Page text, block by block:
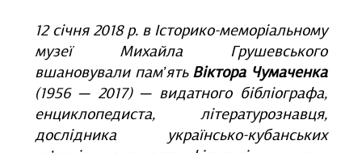
12 січня 2018 р. в Історико-меморіальному
музеї Михайла Грушевського
вшановували пам’ять Віктора Чумаченка
(1956 ─ 2017) ─ видатного бібліографа,
енциклопедиста, літературознавця,
дослідника українсько-кубанських